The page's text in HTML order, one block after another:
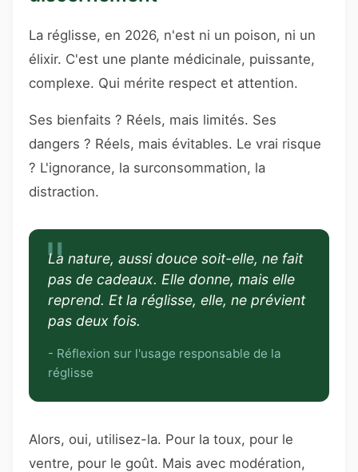
La réglisse, en 2026, n'est ni un poison, ni un
élixir. C'est une plante médicinale, puissante,
complexe. Qui mérite respect et attention.
Ses bienfaits ? Réels, mais limités. Ses
dangers ? Réels, mais évitables. Le vrai risque
? L'ignorance, la surconsommation, la
distraction.
La nature, aussi douce soit-elle, ne fait
pas de cadeaux. Elle donne, mais elle
reprend. Et la réglisse, elle, ne prévient
pas deux fois.
- Réflexion sur l'usage responsable de la
réglisse
Alors, oui, utilisez-la. Pour la toux, pour le
ventre, pour le goût. Mais avec modération,